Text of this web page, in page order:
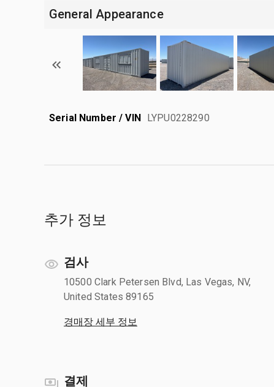
General Appearance
Serial Number / VIN LYPU0228290
추가 정보
검사
10500 Clark Petersen Blvd, Las Vegas, NV,
United States 89165
경매장 세부 정보
결제